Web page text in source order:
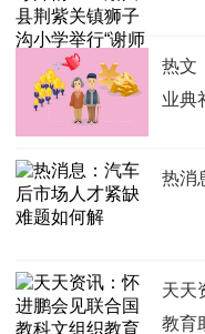
热文
业典
热消
天天
教育